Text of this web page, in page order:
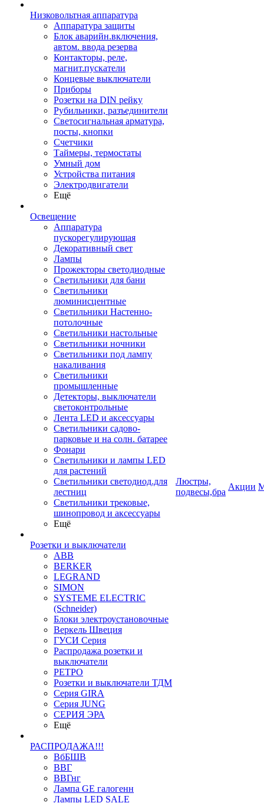
Низковольтная аппаратура
Аппаратура защиты
Блок аварийн.включения,
автом. ввода резерва
Контакторы, реле,
магнит.пускатели
Концевые выключатели
Приборы
Розетки на DIN рейку
Рубильники, разъединители
Светосигнальная арматура,
посты, кнопки
Счетчики
Таймеры, термостаты
Умный дом
Устройства питания
Электродвигатели
Ещё
Освещение
Аппаратура
пускорегулирующая
Декоративный свет
Лампы
Прожекторы светодиодные
Светильники для бани
Светильники
люминисцентные
Светильники Настенно-
потолочные
Светильники настольные
Светильники ночники
Светильники под лампу
накаливания
Светильники
промышленные
Детекторы, выключатели
светоконтрольные
Лента LED и аксессуары
Светильники садово-
парковые и на солн. батарее
Фонари
Светильники и лампы LED
для растений
Светильники светодиод.для
лестниц
Светильники трековые,
шинопровод и аксессуары
Ещё
Розетки и выключатели
ABB
BERKER
LEGRAND
SIMON
SYSTEME ELECTRIC
(Schneider)
Блоки электроустановочные
Веркель Швеция
ГУСИ Серия
Распродажа розетки и
выключатели
РЕТРО
Розетки и выключатели ТДМ
Серия GIRA
Серия JUNG
СЕРИЯ ЭРА
Ещё
РАСПРОДАЖА!!!
ВбБШВ
ВВГ
ВВГнг
Лампа GE галогенн
Лампы LED SALE
Люстры,
подвесы,бра
Акции